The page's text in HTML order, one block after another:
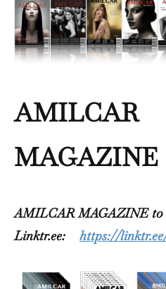
AMILCAR
MAGAZINE
AMILCAR MAGAZINE to
Linktr.ee: https://